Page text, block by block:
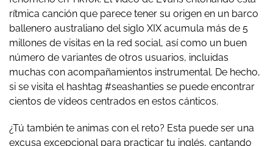
rítmica canción que parece tener su origen en un barco
ballenero australiano del siglo XIX acumula más de 5
millones de visitas en la red social, así como un buen
número de variantes de otros usuarios, incluidas
muchas con acompañamientos instrumental. De hecho,
si se visita el hashtag #seashanties se puede encontrar
cientos de vídeos centrados en estos cánticos.
¿Tú también te animas con el reto? Esta puede ser una
excusa excepcional para practicar tu inglés, cantando